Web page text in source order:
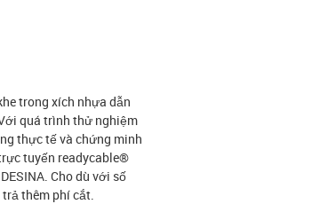
trong xích nhựa dẫn
quá trình thử nghiệm
thực tế và chứng minh
tuyến readycable®
Cho dù với số
thêm phí cắt.